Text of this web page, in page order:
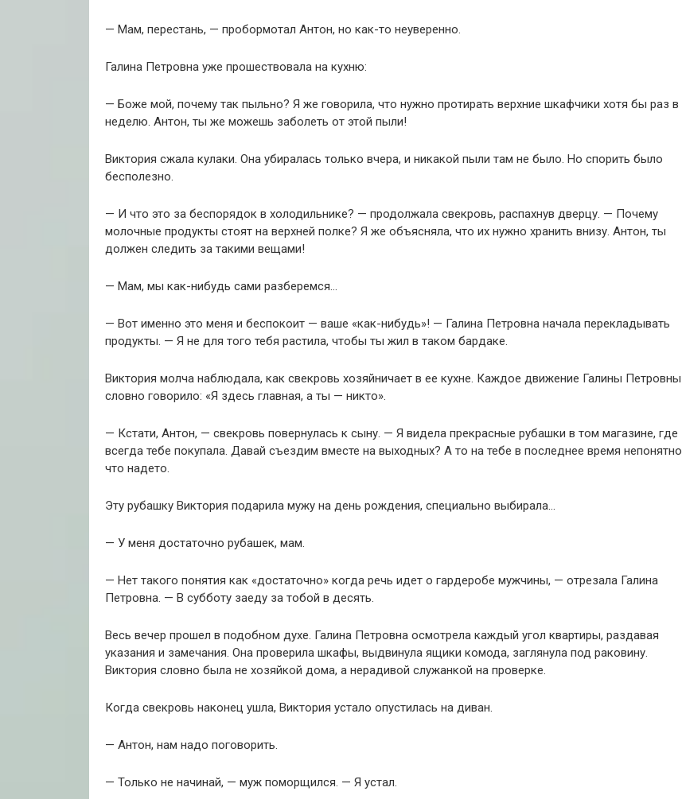
— Мам, перестань, — пробормотал Антон, но как-то неуверенно.
Галина Петровна уже прошествовала на кухню:
— Боже мой, почему так пыльно? Я же говорила, что нужно протирать верхние шкафчики хотя бы раз в
неделю. Антон, ты же можешь заболеть от этой пыли!
Виктория сжала кулаки. Она убиралась только вчера, и никакой пыли там не было. Но спорить было
бесполезно.
— И что это за беспорядок в холодильнике? — продолжала свекровь, распахнув дверцу. — Почему
молочные продукты стоят на верхней полке? Я же объясняла, что их нужно хранить внизу. Антон, ты
должен следить за такими вещами!
— Мам, мы как-нибудь сами разберемся…
— Вот именно это меня и беспокоит — ваше «как-нибудь»! — Галина Петровна начала перекладывать
продукты. — Я не для того тебя растила, чтобы ты жил в таком бардаке.
Виктория молча наблюдала, как свекровь хозяйничает в ее кухне. Каждое движение Галины Петровны
словно говорило: «Я здесь главная, а ты — никто».
— Кстати, Антон, — свекровь повернулась к сыну. — Я видела прекрасные рубашки в том магазине, где
всегда тебе покупала. Давай съездим вместе на выходных? А то на тебе в последнее время непонятно
что надето.
Эту рубашку Виктория подарила мужу на день рождения, специально выбирала…
— У меня достаточно рубашек, мам.
— Нет такого понятия как «достаточно» когда речь идет о гардеробе мужчины, — отрезала Галина
Петровна. — В субботу заеду за тобой в десять.
Весь вечер прошел в подобном духе. Галина Петровна осмотрела каждый угол квартиры, раздавая
указания и замечания. Она проверила шкафы, выдвинула ящики комода, заглянула под раковину.
Виктория словно была не хозяйкой дома, а нерадивой служанкой на проверке.
Когда свекровь наконец ушла, Виктория устало опустилась на диван.
— Антон, нам надо поговорить.
— Только не начинай, — муж поморщился. — Я устал.